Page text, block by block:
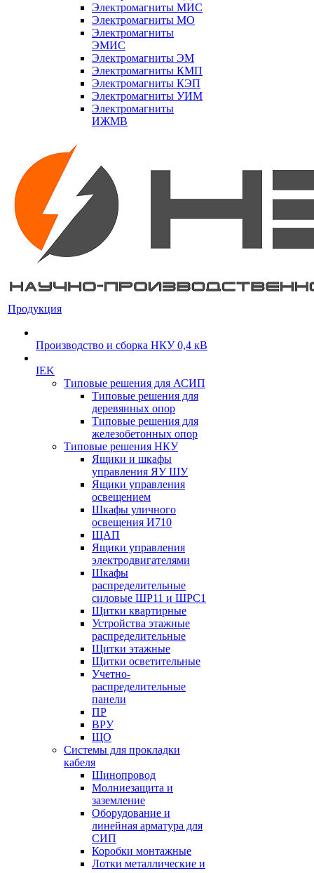
Электромагниты МИС
Электромагниты МО
Электромагниты
ЭМИС
Электромагниты ЭМ
Электромагниты КМП
Электромагниты КЭП
Электромагниты УИМ
Электромагниты
ИЖМВ
Продукция
Производство и сборка НКУ 0,4 кВ
IEK
Типовые решения для АСИП
Типовые решения для
деревянных опор
Типовые решения для
железобетонных опор
Типовые решения НКУ
Ящики и шкафы
управления ЯУ ШУ
Ящики управления
освещением
Шкафы уличного
освещения И710
ЩАП
Ящики управления
электродвигателями
Шкафы
распределительные
силовые ШР11 и ШРС1
Щитки квартирные
Устройства этажные
распределительные
Щитки этажные
Щитки осветительные
Учетно-
распределительные
панели
ПР
ВРУ
ЩО
Системы для прокладки
кабеля
Шинопровод
Молниезащита и
заземление
Оборудование и
линейная арматура для
СИП
Коробки монтажные
Лотки металлические и